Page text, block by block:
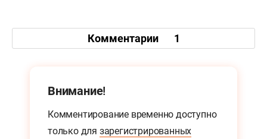
Комментарии 1
Внимание!
Комментирование временно доступно
только для зарегистрированных